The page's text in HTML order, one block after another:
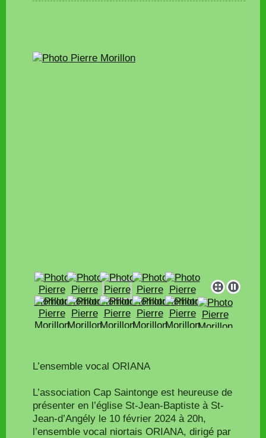
L’ensemble vocal ORIANA
L’association Cap Saintonge est heureuse de
présenter en l’église St-Jean-Baptiste à St-
Jean-d’Angély le 10 février 2024 à 20h,
l’ensemble vocal niortais ORIANA, dirigé par